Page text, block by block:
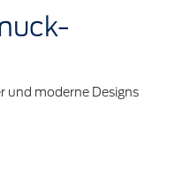
und moderne Designs